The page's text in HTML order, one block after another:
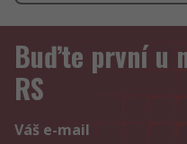
Buďte první u
RS
Váš e-mail